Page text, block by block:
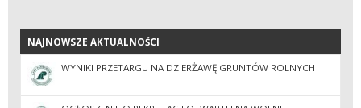
NAJNOWSZE AKTUALNOŚCI
NAJNOWSZE AKTUALNOŚCI
WYNIKI PRZETARGU NA DZIERŻAWĘ GRUNTÓW ROLNYCH